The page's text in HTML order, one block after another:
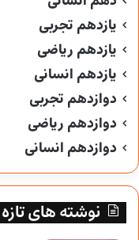
یازدهم تجربی
یازدهم ریاضی
یازدهم انسانی
دوازدهم تجربی
دوازدهم ریاضی
دوازدهم انسانی
نوشته های تازه